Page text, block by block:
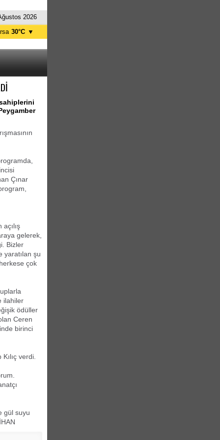
2026
30°C ▼
Çınar
gelerek,
Bizler
yaratılan şu
çok
ilahiler
ödüller
Ceren
birinci
verdi.
gül suyu